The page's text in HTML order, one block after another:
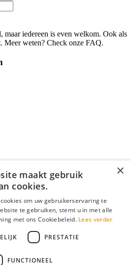
maar iedereen is even welkom. Ook als
Meer weten? Check onze FAQ.
Online
App
×
maakt gebruik
cookies.
om uw gebruikerservaring te
te gebruiken, stemt u in met alle
met ons Cookiebeleid. Lees verder
PRESTATIE
FUNCTIONEEL